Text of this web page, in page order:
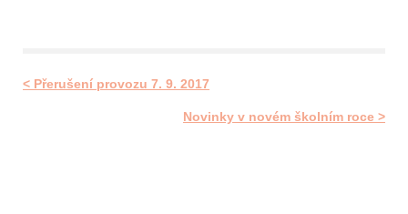
< Přerušení provozu 7. 9. 2017
Novinky v novém školním roce >